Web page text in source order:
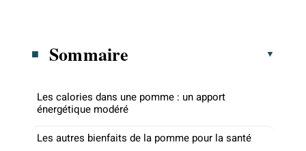
Sommaire
Les calories dans une pomme : un apport
énergétique modéré
Les autres bienfaits de la pomme pour la santé